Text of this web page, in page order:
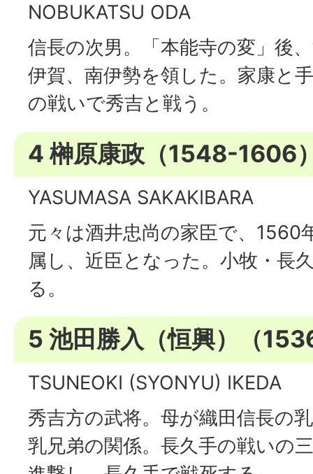
NOBUKATSU ODA
信長の次男。「本能寺の変」後
伊賀、南伊勢を領した。家康と
の戦いで秀吉と戦う。
4 榊原康政（1548-1606
YASUMASA SAKAKIBARA
元々は酒井忠尚の家臣で、1560
属し、近臣となった。小牧・長
る。
5 池田勝入（恒興）（
TSUNEOKI (SYONYU) IKEDA
秀吉方の武将。母が織田信長の
乳兄弟の関係。長久手の戦いの